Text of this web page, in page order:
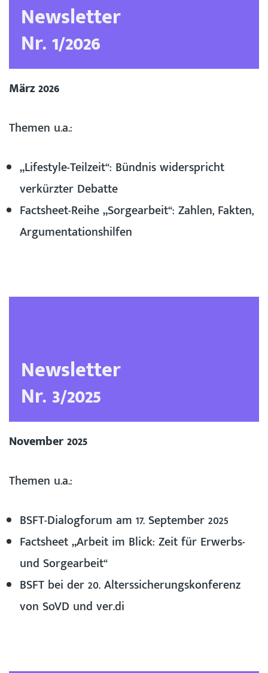
Newsletter
Nr. 1/2026
März 2026
Themen u.a.:
„Lifestyle-Teilzeit“: Bündnis widerspricht
verkürzter Debatte
Factsheet-Reihe „Sorgearbeit“: Zahlen, Fakten,
Argumentationshilfen
Newsletter
Nr. 3/2025
November 2025
Themen u.a.:
BSFT-Dialogforum am 17. September 2025
Factsheet „Arbeit im Blick: Zeit für Erwerbs-
und Sorgearbeit“
BSFT bei der 20. Alterssicherungskonferenz
von SoVD und ver.di